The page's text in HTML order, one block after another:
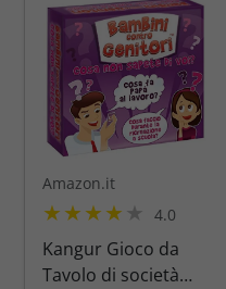
Amazon.it
4.0
Kangur Gioco da
Tavolo di società